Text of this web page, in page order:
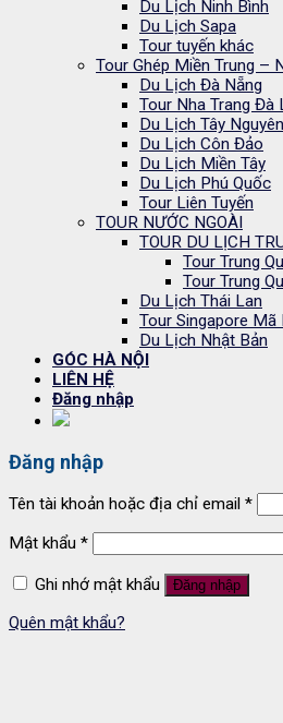
Du Lịch Ninh Bình
Du Lịch Sapa
Tour tuyến khác
Tour Ghép Miền Trung –
Du Lịch Đà Nẵng
Tour Nha Trang Đà
Du Lịch Tây Nguyên
Du Lịch Côn Đảo
Du Lịch Miền Tây
Du Lịch Phú Quốc
Tour Liên Tuyến
TOUR NƯỚC NGOÀI
TOUR DU LỊCH
Tour Trung
Tour Trung
Du Lịch Thái Lan
Tour Singapore Mã
Du Lịch Nhật Bản
GÓC HÀ NỘI
LIÊN HỆ
Đăng nhập
Đăng nhập
Tên tài khoản hoặc địa chỉ email *
Mật khẩu *
Ghi nhớ mật khẩu Đăng nhập
Quên mật khẩu?